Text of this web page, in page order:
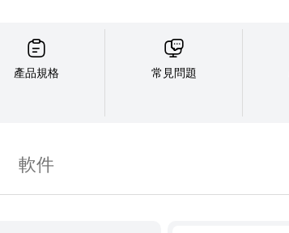
產品規格 常見問題
軟件